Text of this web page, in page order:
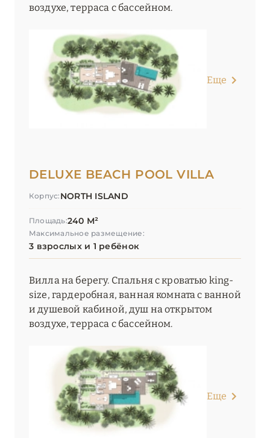
воздухе, терраса с бассейном.
Еще
DELUXE BEACH POOL VILLA
Корпус: NORTH ISLAND
Площадь:240 М²
Максимальное размещение:
3 взрослых и 1 ребёнок
Вилла на берегу. Спальня с кроватью king-
size, гардеробная, ванная комната с ванной
и душевой кабиной, душ на открытом
воздухе, терраса с бассейном.
Еще